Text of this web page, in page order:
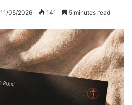
11/05/2026 141 5 minutes read